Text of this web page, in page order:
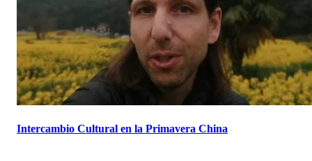
Intercambio Cultural en la Primavera China